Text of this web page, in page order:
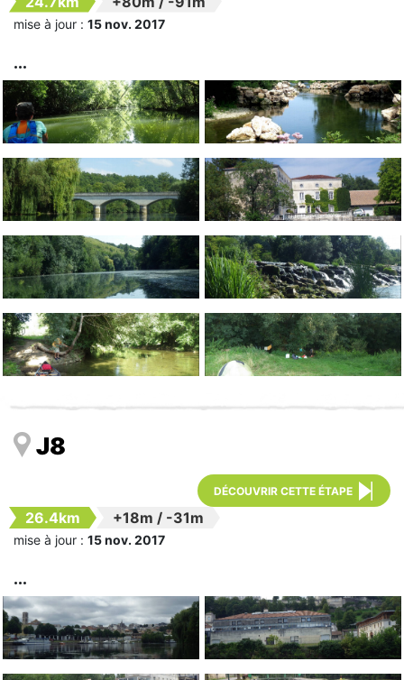
mise à jour : 15 nov. 2017
J8
DÉCOUVRIR CETTE ÉTAPE
26.4km +18m / -31m
mise à jour : 15 nov. 2017